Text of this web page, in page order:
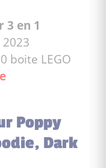
3 en 1
boite LEGO
Poppy
Dark